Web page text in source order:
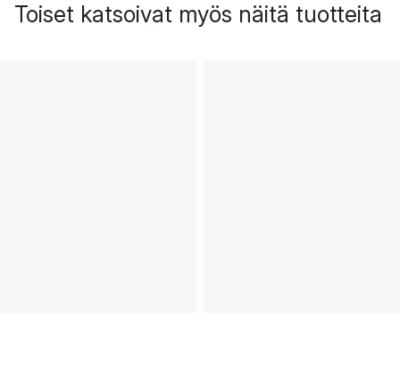
Toiset katsoivat myös näitä tuotteita